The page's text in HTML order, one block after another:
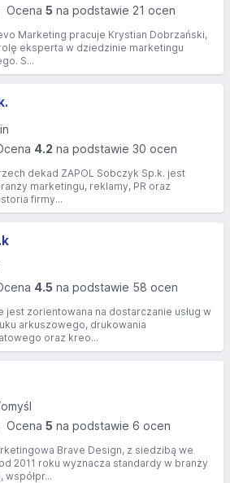
Ocena 5 na podstawie 21 ocen
Marketing pracuje Krystian Dobrzański,
eksperta w dziedzinie marketingu
S...
4.2 na podstawie 30 ocen
dekad ZAPOL Sobczyk Sp.k. jest
marketingu, reklamy, PR oraz
firmy...
4.5 na podstawie 58 ocen
jest zorientowana na dostarczanie usług w
arkuszowego, drukowania
oraz kreo...
Ocena 5 na podstawie 6 ocen
Brave Design, z siedzibą we
2011 roku wyznacza standardy w branży
współpr...